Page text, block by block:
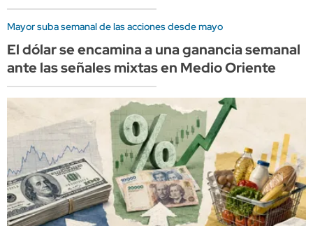
Mayor suba semanal de las acciones desde mayo
El dólar se encamina a una ganancia semanal
ante las señales mixtas en Medio Oriente